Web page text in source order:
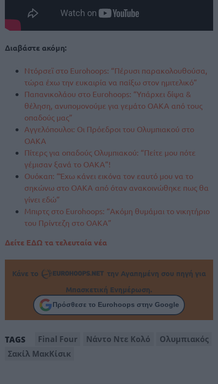
Διαβάστε ακόμη:
Ντόρσεϊ στο Eurohoops: “Πέρυσι παρακολουθούσα,
τώρα έχω την ευκαιρία να παίξω στον ημιτελικό”
Παπανικολάου στο Eurohoops: “Υπάρχει δίψα &
θέληση, ανυπομονούμε για γεμάτο ΟΑΚΑ από τους
οπαδούς μας”
Αγγελόπουλοι: Οι Πρόεδροι του Ολυμπιακού στο
ΟΑΚΑ
Πίτερς για οπαδούς Ολυμπιακού: “Πείτε μου πότε
γέμισαν ξανά το ΟΑΚΑ”!
Ουόκαπ: “Έχω κάνει εικόνα τον εαυτό μου να το
σηκώνω στο ΟΑΚΑ από όταν ανακοινώθηκε πως θα
γίνει εδώ”
Μπιρτς στο Eurohoops: “Ακόμη θυμάμαι το νικητήριο
του Πρίντεζη στο ΟΑΚΑ”
Δείτε ΕΔΩ τα τελευταία νέα
Κάνε το
την Αγαπημένη σου πηγή για
Μπασκετική Ενημέρωση.
Πρόσθεσε το Eurohoops στην Google
TAGS Final Four Νάντο Ντε Κολό
Ολυμπιακός
Σακίλ ΜακΚίσικ